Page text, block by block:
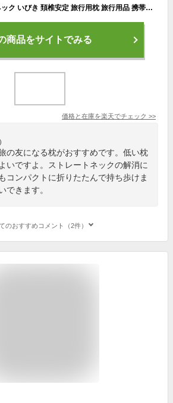
枕 携帯枕 ストレートネック いびき 頚椎安定 旅行用枕 旅行用品 携帯用枕 旅枕 枕職人がつくった旅の友になる枕『トラベルピロー Lサイズ』 出張 丸洗い枕 低い枕 涼感 冷感 エラストマー 洗える 日本製 国産 エムール
商品をサイトでみる
価格と在庫を楽天でチェック >>
の友になる枕がおすすめです。低い枕
いですよ。ストレートネックの解消に
コンパクトに折りたたんで持ち歩けま
できます。
のおすすめコメント（2件）